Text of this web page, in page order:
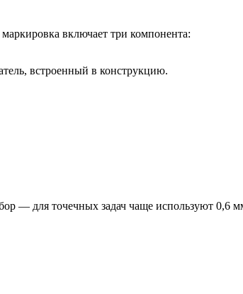
маркировка включает три компонента:
встроенный в конструкцию.
— для точечных задач чаще используют 0,6